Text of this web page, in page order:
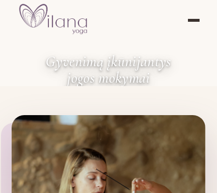
Gyvenimą įkūnijantys
jogos mokymai